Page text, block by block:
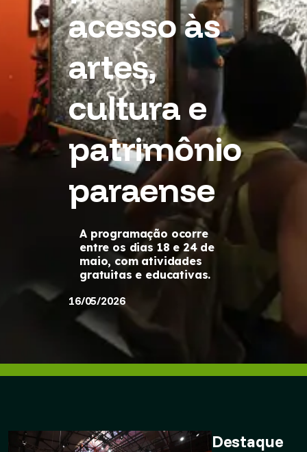
acesso às
artes,
cultura e
patrimônio
paraense
A programação ocorre
entre os dias 18 e 24 de
maio, com atividades
gratuitas e educativas.
16/05/2026
Destaque